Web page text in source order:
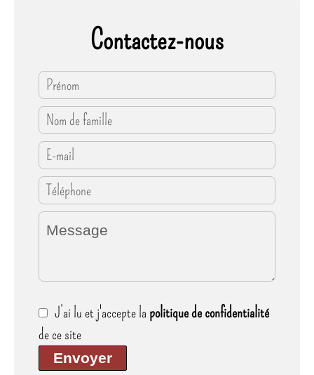
Contactez-nous
J’ai lu et j'accepte la politique de confidentialité
de ce site
Envoyer